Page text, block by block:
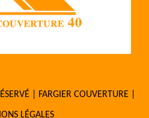
| FARGIER COUVERTURE |
LÉGALES